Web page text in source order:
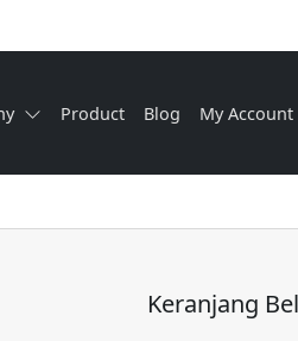
Product Blog My Account
Keranjang